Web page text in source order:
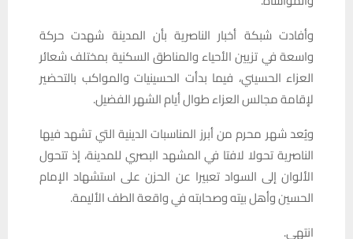
وأفادت شبكة أخبار الناصرية بأن المدينة شهدت حركة
واسعة في تزيين الأحياء والمناطق السكنية بمختلف شعائر
العزاء الحسيني، فيما بدأت الحسينيات والمواكب بالتحضير
لإقامة مجالس العزاء طوال أيام الشهر الفضيل.
ويُعد شهر محرم من أبرز المناسبات الدينية التي تشهد فيها
الناصرية تحولا لافتا في المشهد البصري للمدينة، إذ تتحول
الألوان إلى السواد تعبيرا عن الحزن على استشهاد الإمام
الحسين وأهل بيته وصحابته في واقعة الطف الأليمة.
انتهى.